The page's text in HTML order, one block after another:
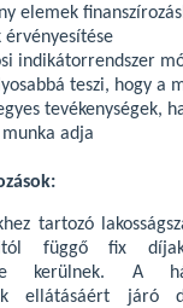
elemek
érvényesítése
indikátorrendszer
teszi, hogy a
tevékenységek,
adja
tartozó
függő fix
kerülnek. A
ellátásáért járó